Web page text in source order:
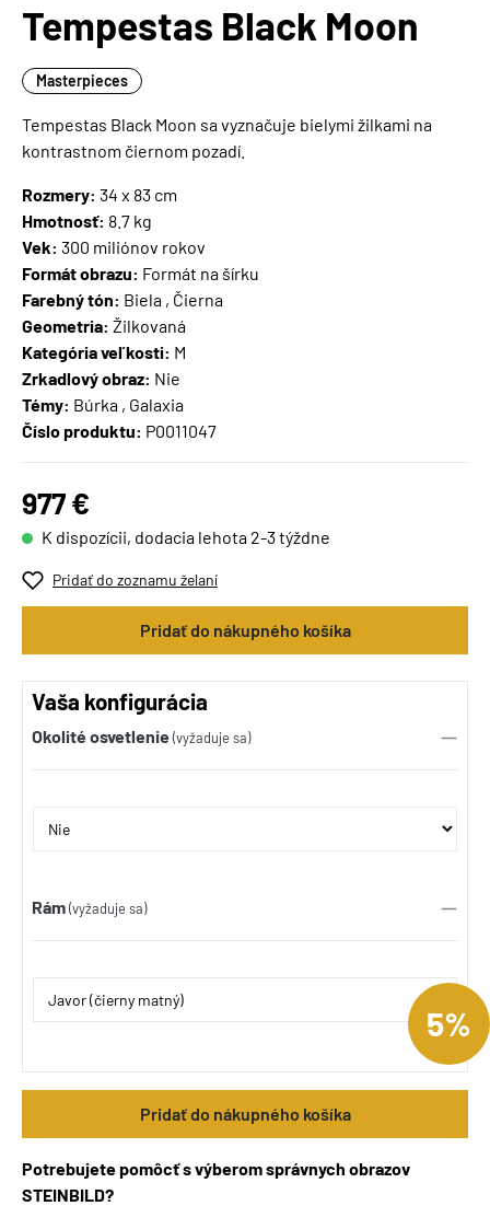
Tempestas Black Moon
Masterpieces
Tempestas Black Moon sa vyznačuje bielymi žilkami na
kontrastnom čiernom pozadí.
Rozmery: 34 x 83 cm
Hmotnosť: 8.7 kg
Vek: 300 miliónov rokov
Formát obrazu: Formát na šírku
Farebný tón: Biela , Čierna
Geometria: Žilkovaná
Kategória veľkosti: M
Zrkadlový obraz: Nie
Témy: Búrka , Galaxia
Číslo produktu: P0011047
977 €
K dispozícii, dodacia lehota 2-3 týždne
Pridať do zoznamu želaní
Pridať do nákupného košíka
Vaša konfigurácia
Okolité osvetlenie (vyžaduje sa)
Rám(vyžaduje sa)
Pridať do nákupného košíka
Potrebujete pomôcť s výberom správnych obrazov
STEINBILD?
5%